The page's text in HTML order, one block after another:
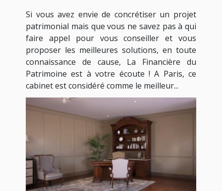
Si vous avez envie de concrétiser un projet
patrimonial mais que vous ne savez pas à qui
faire appel pour vous conseiller et vous
proposer les meilleures solutions, en toute
connaissance de cause, La Financière du
Patrimoine est à votre écoute ! A Paris, ce
cabinet est considéré comme le meilleur...